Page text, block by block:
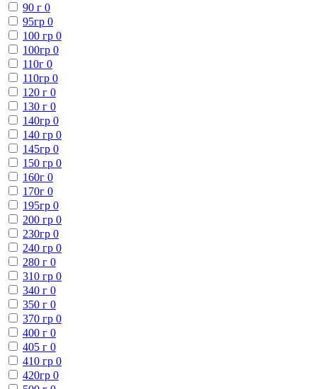
90 г 0
95гр 0
100 гр 0
100гр 0
110г 0
110гр 0
120 г 0
130 г 0
140гр 0
140 гр 0
145гр 0
150 гр 0
160г 0
170г 0
195гр 0
200 гр 0
230гр 0
240 гр 0
280 г 0
310 гр 0
340 г 0
350 г 0
370 гр 0
400 г 0
405 г 0
410 гр 0
420гр 0